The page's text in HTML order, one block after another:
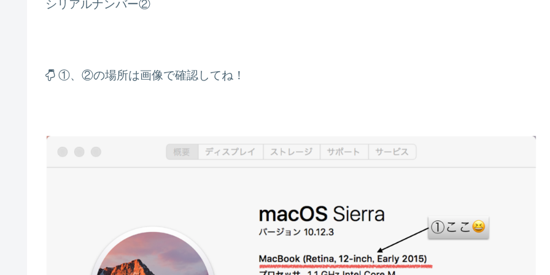
シリアルナンバー②
①、②の場所は画像で確認してね！